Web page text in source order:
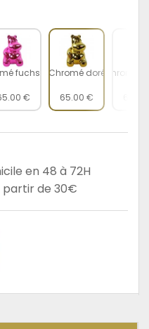
fuchsia
€
Chromé doré
65.00 €
Chromé
en 48 à 72H
partir de 30€